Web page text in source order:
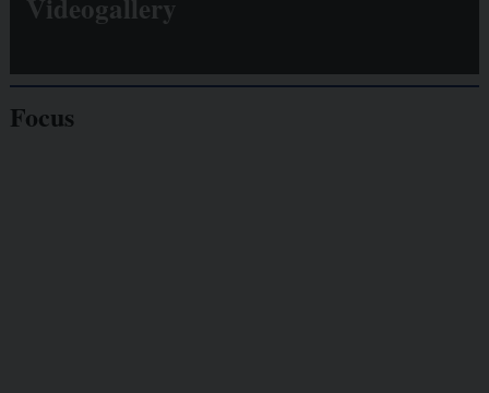
Videogallery
Focus